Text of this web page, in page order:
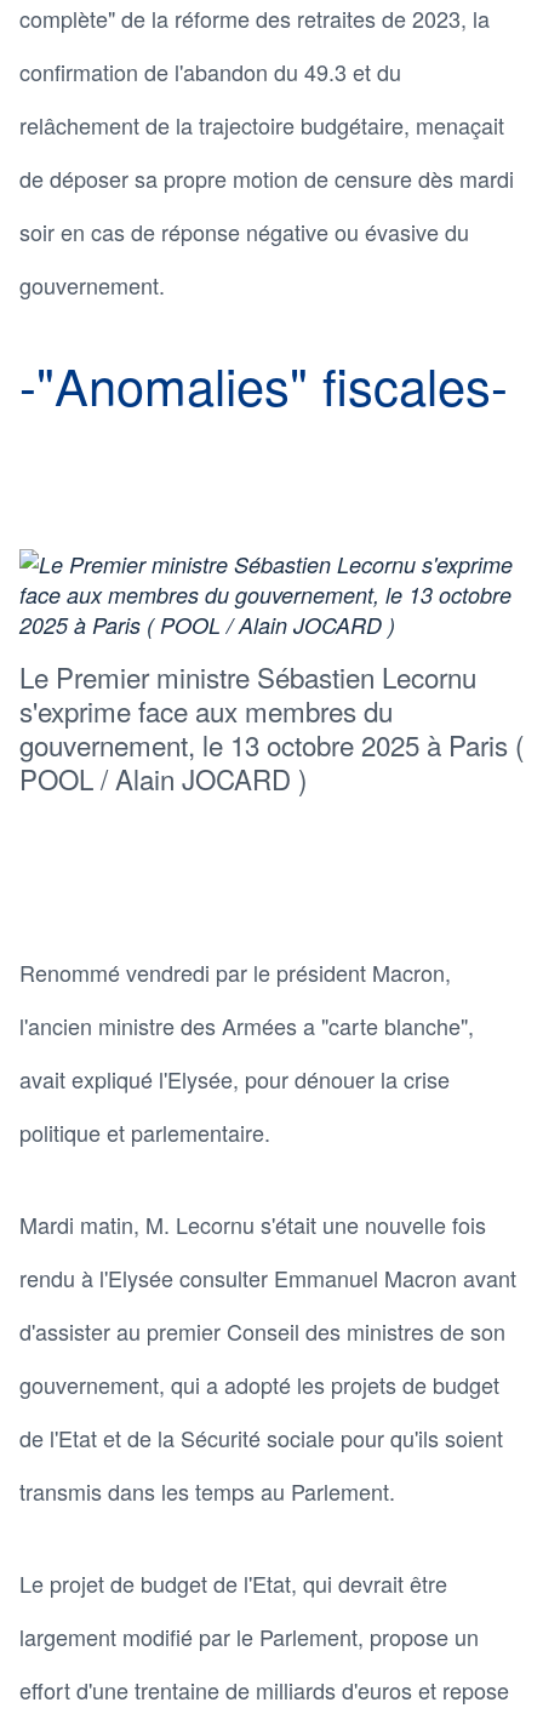
complète" de la réforme des retraites de 2023, la
confirmation de l'abandon du 49.3 et du
relâchement de la trajectoire budgétaire, menaçait
de déposer sa propre motion de censure dès mardi
soir en cas de réponse négative ou évasive du
gouvernement.
-"Anomalies" fiscales-
Le Premier ministre Sébastien Lecornu
s'exprime face aux membres du
gouvernement, le 13 octobre 2025 à Paris (
POOL / Alain JOCARD )
Renommé vendredi par le président Macron,
l'ancien ministre des Armées a "carte blanche",
avait expliqué l'Elysée, pour dénouer la crise
politique et parlementaire.
Mardi matin, M. Lecornu s'était une nouvelle fois
rendu à l'Elysée consulter Emmanuel Macron avant
d'assister au premier Conseil des ministres de son
gouvernement, qui a adopté les projets de budget
de l'Etat et de la Sécurité sociale pour qu'ils soient
transmis dans les temps au Parlement.
Le projet de budget de l'Etat, qui devrait être
largement modifié par le Parlement, propose un
effort d'une trentaine de milliards d'euros et repose